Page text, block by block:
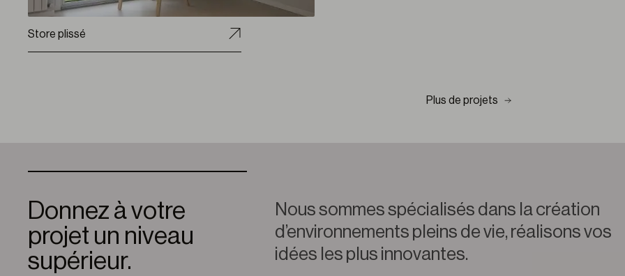
Store plissé
Plus de projets
Donnez à votre
projet un niveau
supérieur.
Nous sommes spécialisés dans la création
d’environnements pleins de vie, réalisons vos
idées les plus innovantes.